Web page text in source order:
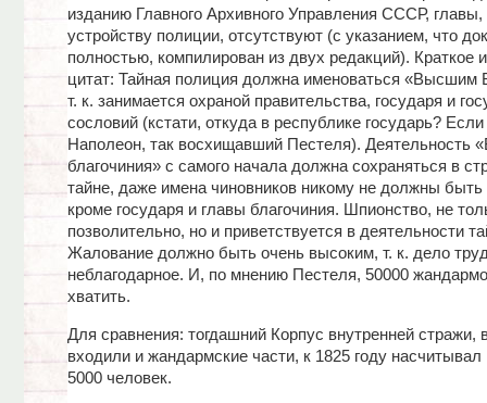
изданию Главного Архивного Управления СССР,
устройству полиции, отсутствуют (с указанием, что
полностью, компилирован из двух редакций). Краткое
цитат: Тайная полиция должна именоваться «Высшим
т. к. занимается охраной правительства, государя и
сословий (кстати, откуда в республике государь?
Наполеон, так восхищавший Пестеля). Деятельность
благочиния» с самого начала должна сохраняться в
тайне, даже имена чиновников никому не должны быть
кроме государя и главы благочиния. Шпионство, не
позволительно, но и приветствуется в деятельности
Жалование должно быть очень высоким, т. к. дело
неблагодарное. И, по мнению Пестеля, 50000
хватить.
Для сравнения: тогдашний Корпус внутренней стражи,
входили и жандармские части, к 1825 году насчитывал
5000 человек.